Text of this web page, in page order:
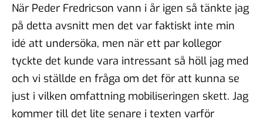
När Peder Fredricson vann i år igen så tänkte jag
på detta avsnitt men det var faktiskt inte min
idé att undersöka, men när ett par kollegor
tyckte det kunde vara intressant så höll jag med
och vi ställde en fråga om det för att kunna se
just i vilken omfattning mobiliseringen skett. Jag
kommer till det lite senare i texten varför